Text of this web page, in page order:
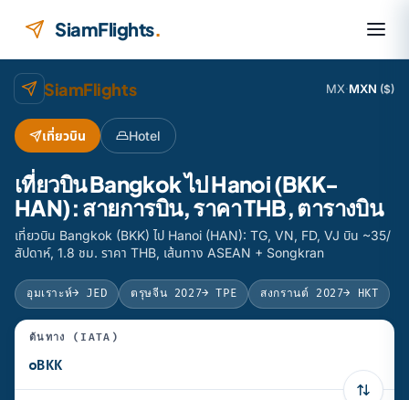
SiamFlights.
SiamFlights MX·MXN ($)
เที่ยวบิน Hotel
เที่ยวบิน Bangkok ไป Hanoi (BKK-
HAN): สายการบิน, ราคา THB, ตารางบิน
เที่ยวบิน Bangkok (BKK) ไป Hanoi (HAN): TG, VN, FD, VJ บิน ~35/
สัปดาห์, 1.8 ชม. ราคา THB, เส้นทาง ASEAN + Songkran
อุมเราะห์→ JED ตรุษจีน 2027→ TPE สงกรานต์ 2027→ HKT
ต้นทาง (IATA)